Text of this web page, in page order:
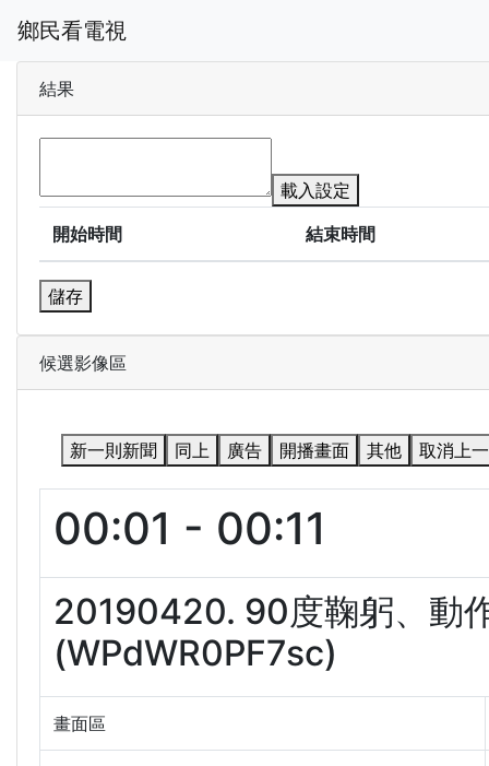
鄉民看電視
結果
載入設定
開始時間
結束時間
儲存
候選影像區
新一則新聞 同上 廣告 開播畫面 其他 取消上
00:01 - 00:11
20190420. 90度鞠躬、動
(WPdWR0PF7sc)
畫面區